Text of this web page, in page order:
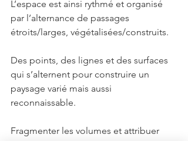
L’espace est ainsi rythmé et organisé
par l’alternance de passages
étroits/larges, végétalisées/construits.
Des points, des lignes et des surfaces
qui s’alternent pour construire un
paysage varié mais aussi
reconnaissable.
Fragmenter les volumes et attribuer